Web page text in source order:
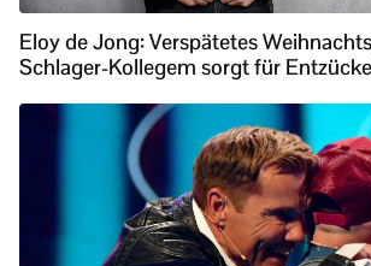
Eloy de Jong: Verspätetes
Schlager-Kollegem sorgt für